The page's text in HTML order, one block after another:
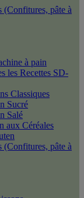
(Confitures, pâte à
à pain
les Recettes SD-
Classiques
Sucré
Salé
aux Céréales
(Confitures, pâte à